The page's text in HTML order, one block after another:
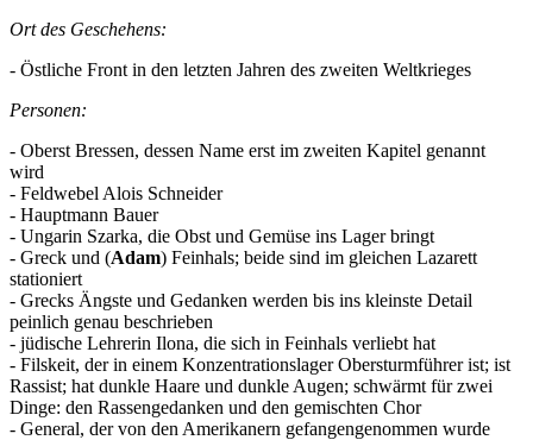
Ort des Geschehens:
- Östliche Front in den letzten Jahren des zweiten Weltkrieges
Personen:
- Oberst Bressen, dessen Name erst im zweiten Kapitel genannt
wird
- Feldwebel Alois Schneider
- Hauptmann Bauer
- Ungarin Szarka, die Obst und Gemüse ins Lager bringt
- Greck und (Adam) Feinhals; beide sind im gleichen Lazarett
stationiert
- Grecks Ängste und Gedanken werden bis ins kleinste Detail
peinlich genau beschrieben
- jüdische Lehrerin Ilona, die sich in Feinhals verliebt hat
- Filskeit, der in einem Konzentrationslager Obersturmführer ist; ist
Rassist; hat dunkle Haare und dunkle Augen; schwärmt für zwei
Dinge: den Rassengedanken und den gemischten Chor
- General, der von den Amerikanern gefangengenommen wurde